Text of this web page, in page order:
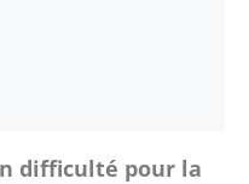
difficulté pour la